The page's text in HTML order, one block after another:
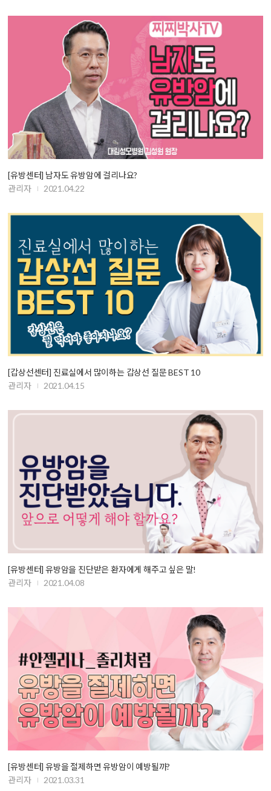
[유방센터] 남자도 유방암에 걸리나요?
관리자
2021.04.22
[갑상선센터] 진료실에서 많이하는 갑상선 질문 BEST 10
관리자
2021.04.15
[유방센터] 유방암을 진단받은 환자에게 해주고 싶은 말!
관리자
2021.04.08
[유방센터] 유방을 절제하면 유방암이 예방될까?
관리자
2021.03.31